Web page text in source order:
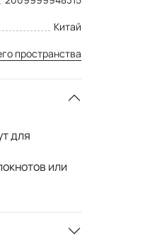
Китай
пространства
для
или